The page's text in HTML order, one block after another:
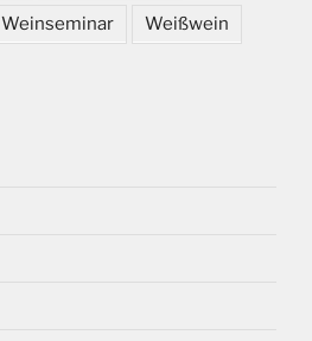
Weinseminar Weißwein